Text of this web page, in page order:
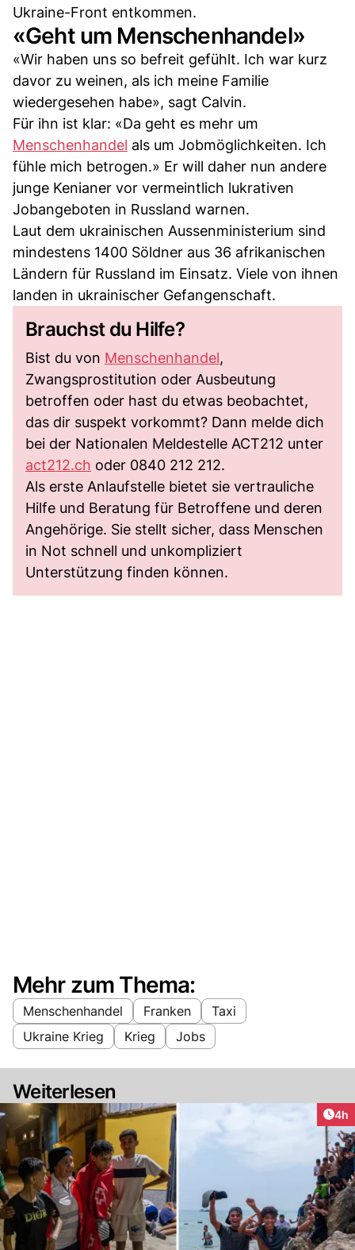
Ukraine-Front entkommen.
«Geht um Menschenhandel»
«Wir haben uns so befreit gefühlt. Ich war kurz
davor zu weinen, als ich meine Familie
wiedergesehen habe», sagt Calvin.
Für ihn ist klar: «Da geht es mehr um
Menschenhandel als um Jobmöglichkeiten. Ich
fühle mich betrogen.» Er will daher nun andere
junge Kenianer vor vermeintlich lukrativen
Jobangeboten in Russland warnen.
Laut dem ukrainischen Aussenministerium sind
mindestens 1400 Söldner aus 36 afrikanischen
Ländern für Russland im Einsatz. Viele von ihnen
landen in ukrainischer Gefangenschaft.
Brauchst du Hilfe?
Bist du von Menschenhandel,
Zwangsprostitution oder Ausbeutung
betroffen oder hast du etwas beobachtet,
das dir suspekt vorkommt? Dann melde dich
bei der Nationalen Meldestelle ACT212 unter
act212.ch oder 0840 212 212.
Als erste Anlaufstelle bietet sie vertrauliche
Hilfe und Beratung für Betroffene und deren
Angehörige. Sie stellt sicher, dass Menschen
in Not schnell und unkompliziert
Unterstützung finden können.
Mehr zum Thema:
Menschenhandel Franken
Taxi
Ukraine Krieg
Krieg Jobs
Weiterlesen
4h